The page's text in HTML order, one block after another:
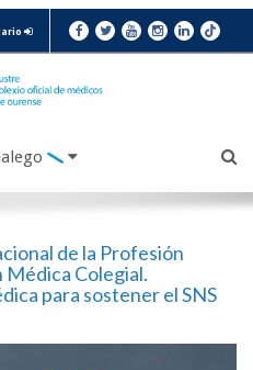
de la Profesión
Médica Colegial.
para sostener el SNS